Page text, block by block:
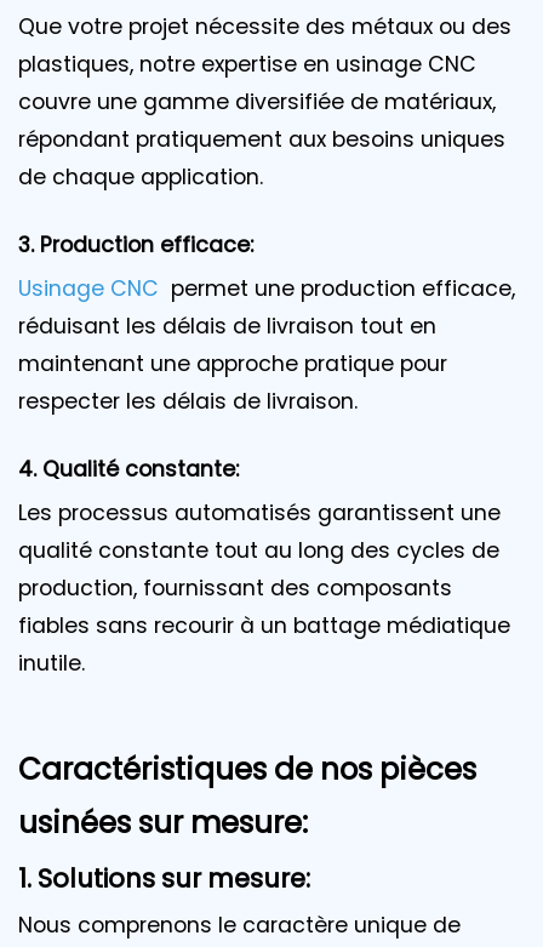
Que votre projet nécessite des métaux ou des
plastiques, notre expertise en usinage CNC
couvre une gamme diversifiée de matériaux,
répondant pratiquement aux besoins uniques
de chaque application.
3. Production efficace:
Usinage CNC permet une production efficace,
réduisant les délais de livraison tout en
maintenant une approche pratique pour
respecter les délais de livraison.
4. Qualité constante:
Les processus automatisés garantissent une
qualité constante tout au long des cycles de
production, fournissant des composants
fiables sans recourir à un battage médiatique
inutile.
Caractéristiques de nos pièces
usinées sur mesure:
1. Solutions sur mesure:
Nous comprenons le caractère unique de